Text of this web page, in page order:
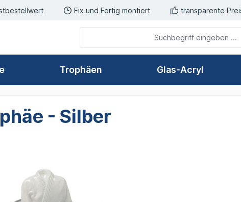
Fix und Fertig montiert transparente
Trophäen Glas-Acryl
- Silber